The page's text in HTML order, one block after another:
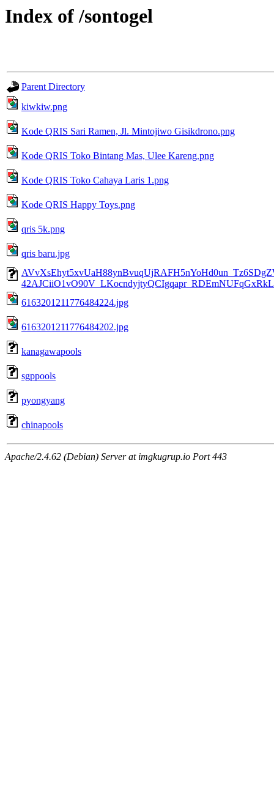
Index of /sontogel
Parent Directory
kiwkiw.png
Kode QRIS Sari Ramen, Jl. Mintojiwo Gisikdrono.png
Kode QRIS Toko Bintang Mas, Ulee Kareng.png
Kode QRIS Toko Cahaya Laris 1.png
Kode QRIS Happy Toys.png
qris 5k.png
qris baru.jpg
6163201211776484224.jpg
6163201211776484202.jpg
kanagawapools
sgppools
pyongyang
chinapools
Apache/2.4.62 (Debian) Server at imgkugrup.io Port 443